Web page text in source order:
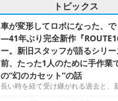
トピックス
車が変形してロボになった、
―41年ぶり完全新作『
ー。新旧スタッフが語るシリ
前、たった1人のために手作業
の“幻のカセット”の話
長い時を経て受け継がれる過去と、